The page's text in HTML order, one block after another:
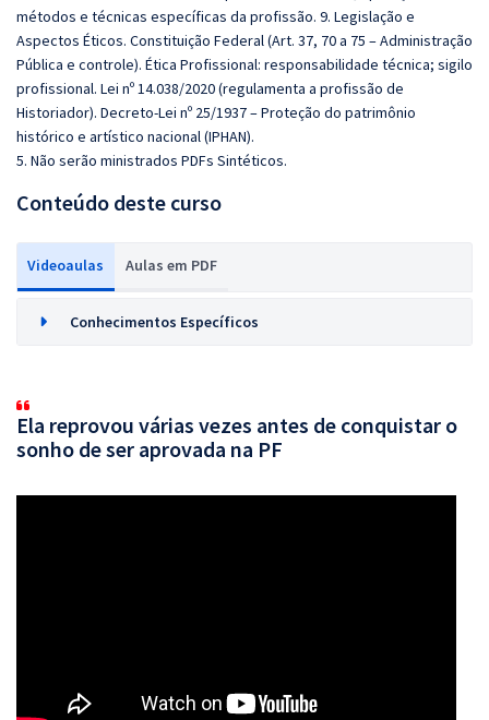
métodos e técnicas específicas da profissão. 9. Legislação e
Aspectos Éticos. Constituição Federal (Art. 37, 70 a 75 – Administração
Pública e controle). Ética Profissional: responsabilidade técnica; sigilo
profissional. Lei nº 14.038/2020 (regulamenta a profissão de
Historiador). Decreto-Lei nº 25/1937 – Proteção do patrimônio
histórico e artístico nacional (IPHAN).
5. Não serão ministrados PDFs Sintéticos.
Conteúdo deste curso
Videoaulas Aulas em PDF
Conhecimentos Específicos
Ela reprovou várias vezes antes de conquistar o
sonho de ser aprovada na PF